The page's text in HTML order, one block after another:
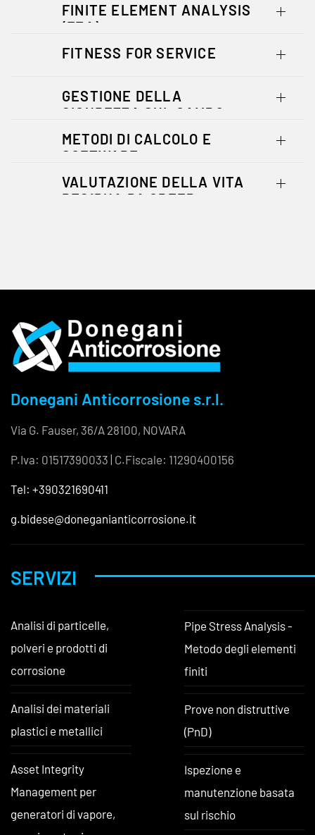
FINITE ELEMENT ANALYSIS
(FEA)
FITNESS FOR SERVICE
GESTIONE DELLA
SICUREZZA SUL CAMPO
METODI DI CALCOLO E
SOFTWARE
VALUTAZIONE DELLA VITA
RESIDUA DA CREEP
Donegani Anticorrosione s.r.l.
Via G. Fauser, 36/A 28100, NOVARA
P.Iva: 01517390033 | C.Fiscale: 11290400156
Tel: +390321690411
g.bidese@doneganianticorrosione.it
SERVIZI
Analisi di particelle,
polveri e prodotti di
corrosione
Analisi dei materiali
plastici e metallici
Asset Integrity
Management per
generatori di vapore,
Pipe Stress Analysis -
Metodo degli elementi
finiti
Prove non distruttive
(PnD)
Ispezione e
manutenzione basata
sul rischio